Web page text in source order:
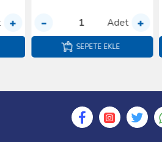
Adet
SEPETE EKLE